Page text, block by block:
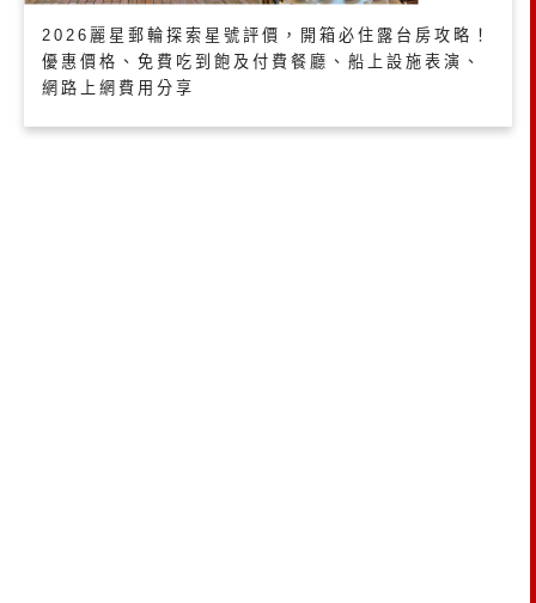
2026麗星郵輪探索星號評價，開箱必住露台房攻略！
優惠價格、免費吃到飽及付費餐廳、船上設施表演、
網路上網費用分享